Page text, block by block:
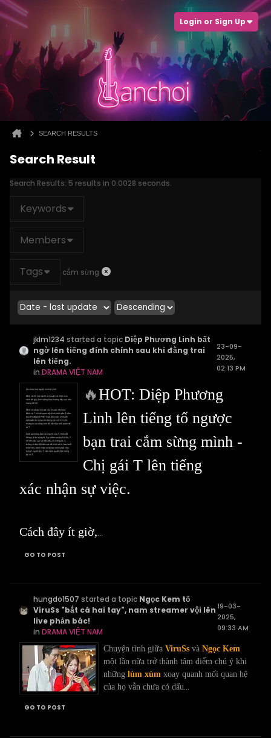
Login or Sign Up
SEARCH RESULTS
Search Result
Search Results: 5 results in 0.0028 seconds.
Keywords
Members
Tags cắm sừng
jklm1234 started a topic Diệp Phương Linh bất
ngờ lên tiếng đính chính sau khi đằng trai
lên tiếng.
inDRAMA VIỆT NAM
23-09-
2025,
02:13 PM
🔥HOT: Diệp Phương
Linh lên tiếng tố ngược
bạn trai cắm sừng mình -
Chị gái T lên tiếng
xác nhận sự việc.
Cách đây ít giờ,...
GO TO POST
hungdo1507 started a topic Ngọc Kem tố
ViruSs "bắt cá hai tay", nam streamer vội lên
live phản bác!
in DRAMA VIỆT NAM
19-03-
2025,
09:33 AM
Chuyện tình giữa ViruSs và Ngọc Kem
một lần nữa trở thành tâm điểm chú ý khi
những lùm xùm xoay quanh mối quan hệ
của họ vẫn chưa có dấu...
GO TO POST